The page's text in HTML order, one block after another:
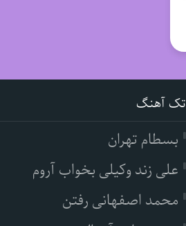
تک آهنگ
بسطام تهران
علی زند وکیلی بخواب آروم
محمد اصفهانی رفتن